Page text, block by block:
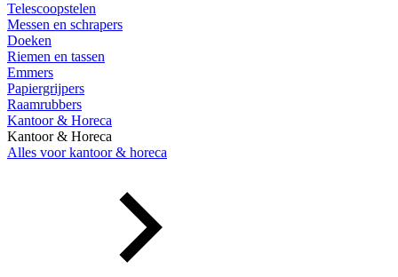
Telescoopstelen
Messen en schrapers
Doeken
Riemen en tassen
Emmers
Papiergrijpers
Raamrubbers
Kantoor & Horeca
Kantoor & Horeca
Alles voor kantoor & horeca